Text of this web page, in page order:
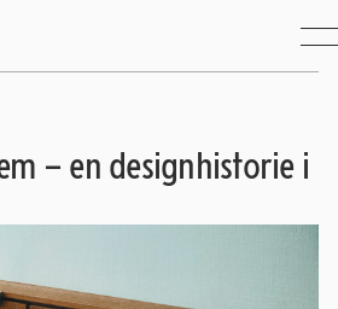
– en designhistorie i